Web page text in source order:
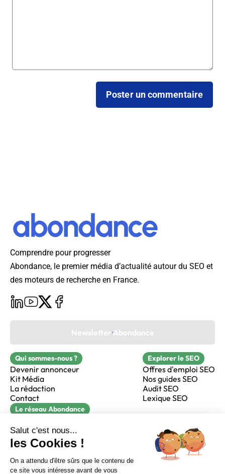
Sur LinkedIn Sur Youtube
Comprendre pour progresser
Abondance, le premier média d’actualité autour du SEO et
des moteurs de recherche en France.
Newsletter Abondance
Qui sommes-nous ?
Devenir annonceur
Kit Média
La rédaction
Contact
Explorer le SEO
Offres d'emploi SEO
Nos guides SEO
Audit SEO
Lexique SEO
Le réseau Abondance
Réacteur
alfie formation